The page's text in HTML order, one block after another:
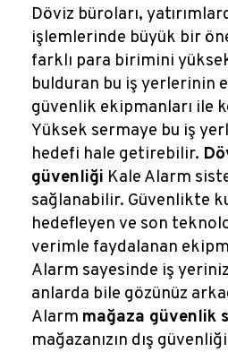
Döviz büroları,
işlemlerinde büyük bir
farklı para birimini
bulduran bu iş yerlerinin
güvenlik ekipmanları ile
Yüksek sermaye bu iş
hedefi hale getirebilir.
güvenliği Kale Alarm
sağlanabilir. Güvenlikte
hedefleyen ve son
verimle faydalanan
Alarm sayesinde iş
anlarda bile gözünüz
Alarm mağaza güvenlik
mağazanızın dış